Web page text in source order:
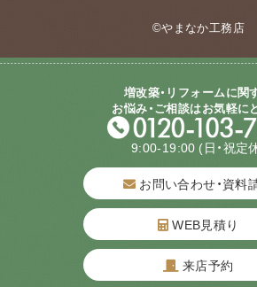
©やまなか工務店
増改築・リフォームに関
お悩み・ご相談はお気軽に
9:00-19:00 (日・祝定
お問い合わせ・資料
WEB見積り
来店予約